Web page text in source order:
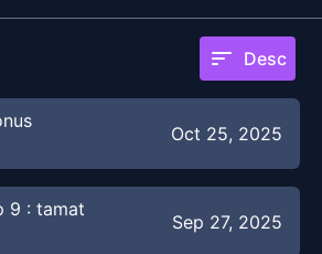
sort Desc
Oct 25, 2025
9 : tamat
Sep 27, 2025